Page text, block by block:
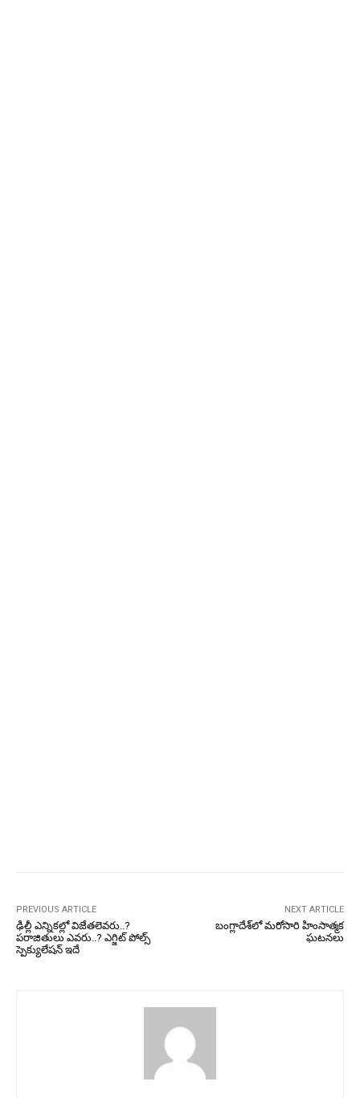
PREVIOUS ARTICLE
ఢిల్లీ ఎన్నికల్లో విజేతలెవరు..?
పరాజితులు ఎవరు..? ఎగ్జిట్ పోల్స్
స్పెక్యులేషన్ ఇదే
NEXT ARTICLE
బంగ్లాదేశ్‌లో మరోసారి హింసాత్మక
ఘటనలు